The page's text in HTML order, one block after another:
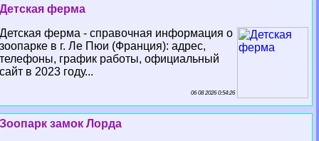
Детская ферма
Детская ферма - справочная информация о
зоопарке в г. Ле Пюи (Франция): адрес,
телефоны, график работы, официальный
сайт в 2023 году...
06 08 2026 0:54:26
Зоопарк замок Лорда